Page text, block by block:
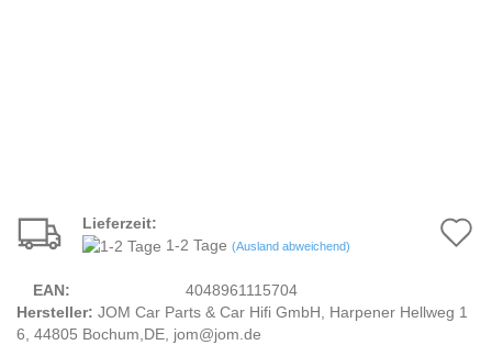
Lieferzeit:
1-2 Tage (Ausland abweichend)
EAN:
4048961115704
Hersteller: JOM Car Parts & Car Hifi GmbH, Harpener Hellweg 1
6, 44805 Bochum,DE, jom@jom.de